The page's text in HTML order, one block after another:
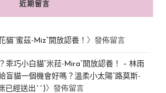
近期留言
貓“蜜茲-Miz”開放認養！ 〉發佈留言
乖巧小白貓“米菈-Mira”開放認養！ – 林雨
盲貓一個機會好嗎？溫柔小太陽“路莫斯-
已經送出^^)〉發佈留言